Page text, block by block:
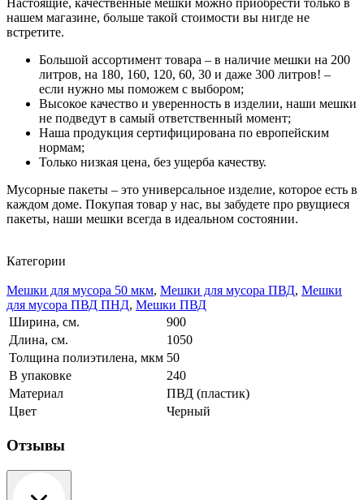
Настоящие, качественные мешки можно приобрести только в
нашем магазине, больше такой стоимости вы нигде не
встретите.
Большой ассортимент товара – в наличие мешки на 200
литров, на 180, 160, 120, 60, 30 и даже 300 литров! –
если нужно мы поможем с выбором;
Высокое качество и уверенность в изделии, наши мешки
не подведут в самый ответственный момент;
Наша продукция сертифицирована по европейским
нормам;
Только низкая цена, без ущерба качеству.
Мусорные пакеты – это универсальное изделие, которое есть в
каждом доме. Покупая товар у нас, вы забудете про рвущиеся
пакеты, наши мешки всегда в идеальном состоянии.
Категории
Мешки для мусора 50 мкм, Мешки для мусора ПВД, Мешки
для мусора ПВД ПНД, Мешки ПВД
Ширина, см.
900
Длина, см.
1050
Толщина полиэтилена, мкм 50
В упаковке
240
Материал
ПВД (пластик)
Цвет
Черный
Отзывы